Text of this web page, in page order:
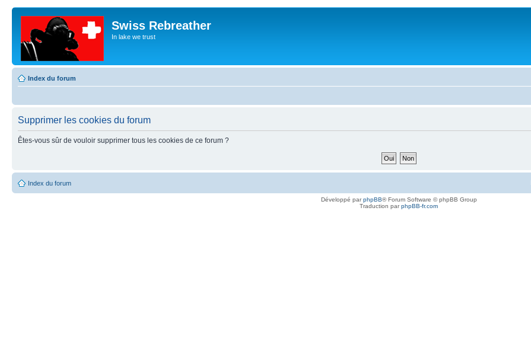
Swiss Rebreather
In lake we trust
Index du forum
Supprimer les cookies du forum
Êtes-vous sûr de vouloir supprimer tous les cookies de ce forum ?
Index du forum
Développé parphpBB® Forum Software © phpBB Group
Traduction parphpBB-fr.com